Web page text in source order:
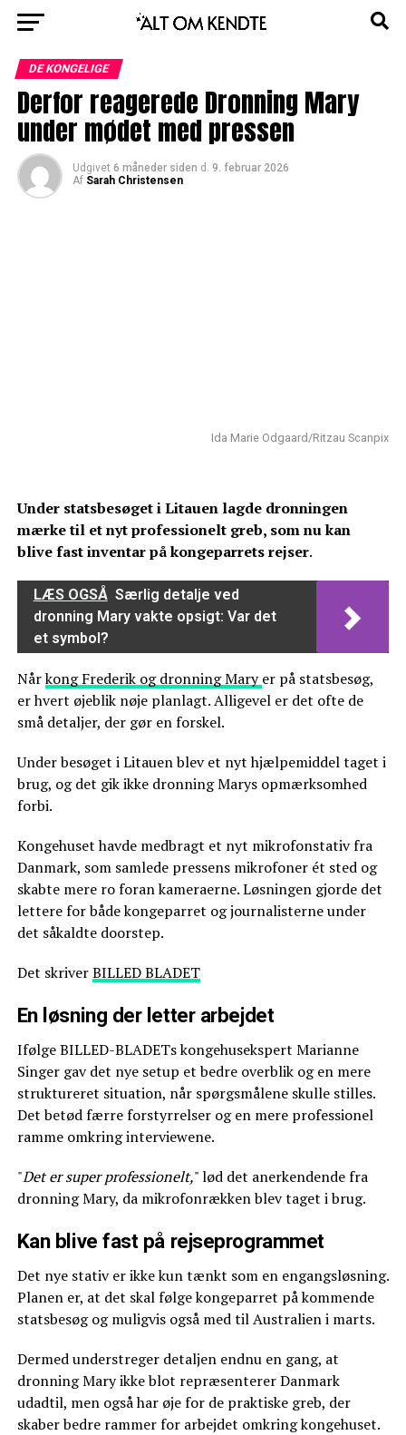
DE KONGELIGE
Derfor reagerede Dronning Mary
under mødet med pressen
Udgivet 6 måneder siden d. 9. februar 2026
Af Sarah Christensen
Ida Marie Odgaard/Ritzau Scanpix
Under statsbesøget i Litauen lagde dronningen
mærke til et nyt professionelt greb, som nu kan
blive fast inventar på kongeparrets rejser.
LÆS OGSÅ Særlig detalje ved
dronning Mary vakte opsigt: Var det
et symbol?
Nårkong Frederik og dronning Maryer på statsbesøg,
er hvert øjeblik nøje planlagt. Alligevel er det ofte de
små detaljer, der gør en forskel.
Under besøget i Litauen blev et nyt hjælpemiddel taget i
brug, og det gik ikke dronning Marys opmærksomhed
forbi.
Kongehuset havde medbragt et nyt mikrofonstativ fra
Danmark, som samlede pressens mikrofoner ét sted og
skabte mere ro foran kameraerne. Løsningen gjorde det
lettere for både kongeparret og journalisterne under
det såkaldte doorstep.
Det skriverBILLED BLADET
En løsning der letter arbejdet
Ifølge BILLED-BLADETs kongehusekspert Marianne
Singer gav det nye setup et bedre overblik og en mere
struktureret situation, når spørgsmålene skulle stilles.
Det betød færre forstyrrelser og en mere professionel
ramme omkring interviewene.
"Det er super professionelt," lød det anerkendende fra
dronning Mary, da mikrofonrækken blev taget i brug.
Kan blive fast på rejseprogrammet
Det nye stativ er ikke kun tænkt som en engangsløsning.
Planen er, at det skal følge kongeparret på kommende
statsbesøg og muligvis også med til Australien i marts.
Dermed understreger detaljen endnu en gang, at
dronning Mary ikke blot repræsenterer Danmark
udadtil, men også har øje for de praktiske greb, der
skaber bedre rammer for arbejdet omkring kongehuset.